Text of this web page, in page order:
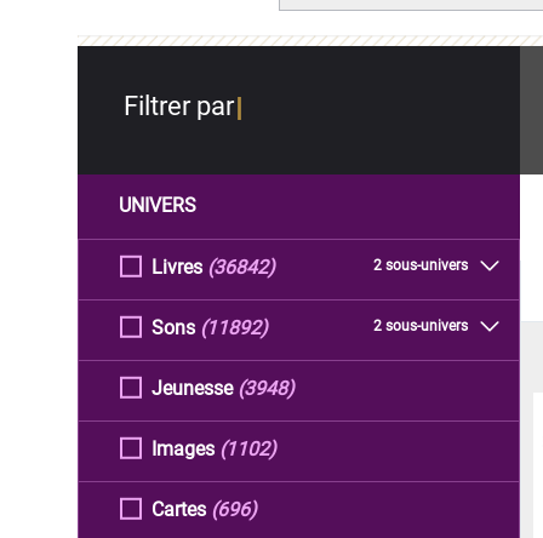
Filtrer par
UNIVERS
Livres 2 sous-univers
(36842)
Sons 2 sous-univers
(11892)
Jeunesse (3948)
Images (1102)
Cartes (696)